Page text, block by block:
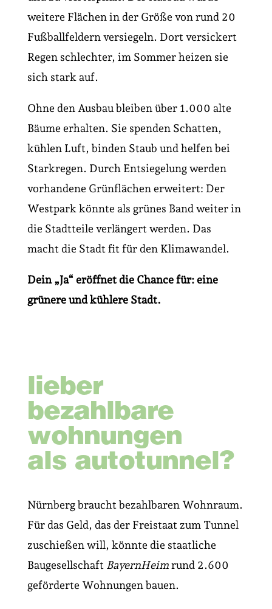
weitere Flächen in der Größe von rund 20
Fußballfeldern versiegeln. Dort versickert
Regen schlechter, im Sommer heizen sie
sich stark auf.
Ohne den Ausbau bleiben über 1.000 alte
Bäume erhalten. Sie spenden Schatten,
kühlen Luft, binden Staub und helfen bei
Starkregen. Durch Entsiegelung werden
vorhandene Grünflächen erweitert: Der
Westpark könnte als grünes Band weiter in
die Stadtteile verlängert werden. Das
macht die Stadt fit für den Klimawandel.
Dein „Ja“ eröffnet die Chance für: eine
grünere und kühlere Stadt.
lieber
bezahlbare
wohnungen
als autotunnel?
Nürnberg braucht bezahlbaren Wohnraum.
Für das Geld, das der Freistaat zum Tunnel
zuschießen will, könnte die staatliche
Baugesellschaft BayernHeimrund 2.600
geförderte Wohnungen bauen.